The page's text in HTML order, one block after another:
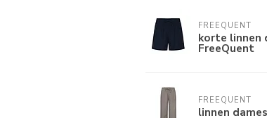
FREEQUENT
korte linnen
FreeQuent
FREEQUENT
linnen